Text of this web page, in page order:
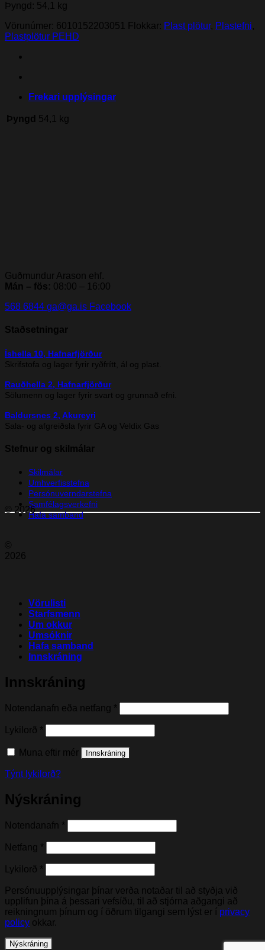
Þyngd: 54,1 kg
Vörunúmer: 6010152203051 Flokkar: Plast plötur, Plastefni,
Plastplötur PEHD
Frekari upplýsingar
Þyngd 54,1 kg
Guðmundur Arason ehf.
Mán – fös: 08:00 – 16:00
568 6844 ga@ga.is Facebook
Staðsetningar
Íshella 10, Hafnarfjörður
Skrifstofa og lager fyrir ryðfrítt, ál og plast.
Rauðhella 2, Hafnarfjörður
Sölumenn og lager fyrir svart og grunnað efni.
Baldursnes 2, Akureyri
Sala- og afgreiðsla fyrir GA og Veldix Gas
Stefnur og skilmálar
Skilmálar
Umhverfisstefna
Persónuverndarstefna
Samfélagsverkefni
Hafa samband
© 2026
©
2026
Vörulisti
Starfsmenn
Um okkur
Umsóknir
Hafa samband
Innskráning
Innskráning
Notendanafn eða netfang *
Lykilorð *
Muna eftir mér Innskráning
Týnt lykilorð?
Nýskráning
Notendanafn *
Netfang *
Lykilorð *
Persónuupplýsingar þínar verða notaðar til að styðja við
upplifun þína á þessari vefsíðu, til að stjórna aðgangi að
reikningnum þínum og í öðrum tilgangi sem lýst er í privacy
policy okkar.
Nýskráning